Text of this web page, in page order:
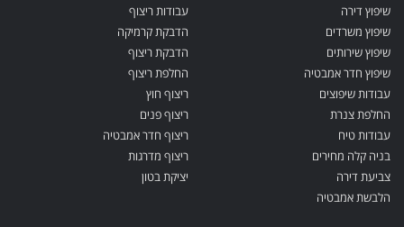
שיפוץ דירה
שיפוץ משרדים
שיפוץ שירותים
שיפוץ חדר אמבטיה
עבודות שיפוצים
החלפת צנרת
עבודות טיח
בניה קלה מחירים
צביעת דירה
הלבשת אמבטיה
עבודות ריצוף
הדבקת קרמיקה
הדבקת ריצוף
החלפת ריצוף
ריצוף חוץ
ריצוף פנים
ריצוף חדר אמבטיה
ריצוף מדרגות
יציקת בטון